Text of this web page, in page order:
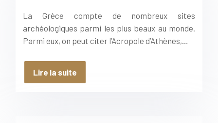
La Grèce compte de nombreux sites
archéologiques parmi les plus beaux au monde.
Parmi eux, on peut citer l’Acropole d’Athènes,…
Lire la suite